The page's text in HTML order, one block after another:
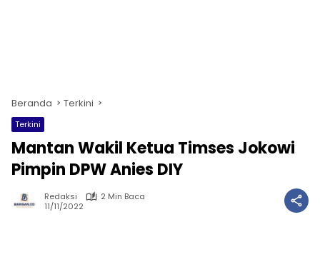
Beranda Terkini
Terkini
Mantan Wakil Ketua Timses Jokowi
Pimpin DPW Anies DIY
Redaksi
2 Min Baca
11/11/2022